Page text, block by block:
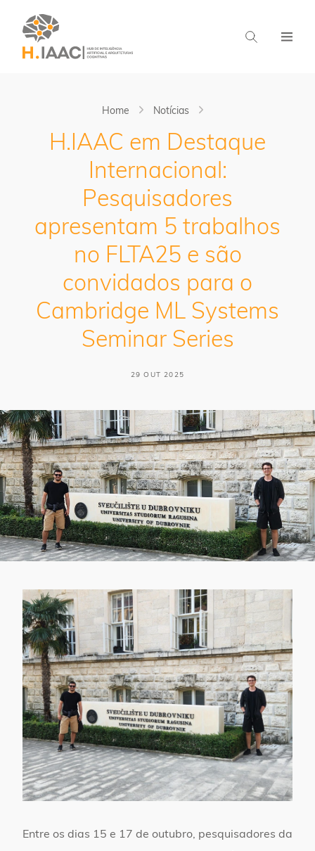
Home Notícias
H.IAAC em Destaque
Internacional:
Pesquisadores
apresentam 5 trabalhos
no FLTA25 e são
convidados para o
Cambridge ML Systems
Seminar Series
29 OUT 2025
Entre os dias 15 e 17 de outubro, pesquisadores da